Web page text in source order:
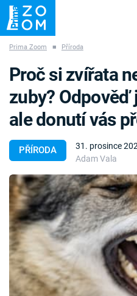
ZÁHADY VETŘELCI
Témata
Témata
Pořady
TV Program
Časopis
Prima Zoom ■ Příroda
PŘÍRODA
31. prosince
Adam Vala
Proč si zvířata
zuby? Odpověď
ale donutí vás